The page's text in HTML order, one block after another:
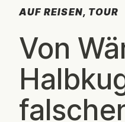
AUF REISEN, TOUR
Von